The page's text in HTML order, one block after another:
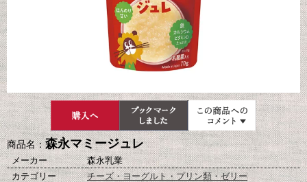
商品名：森永マミージュレ
メーカー
森永乳業
カテゴリー
チーズ・ヨーグルト・プリン類・ゼリー